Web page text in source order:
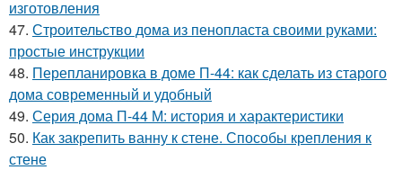
изготовления
47. Строительство дома из пенопласта своими руками:
простые инструкции
48. Перепланировка в доме П-44: как сделать из старого
дома современный и удобный
49. Серия дома П-44 М: история и характеристики
50. Как закрепить ванну к стене. Способы крепления к
стене